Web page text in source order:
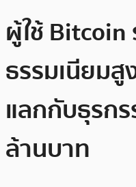
ผู้ใช้
ธรรมเนียม
แลกกับธุรก
ล้านบาท